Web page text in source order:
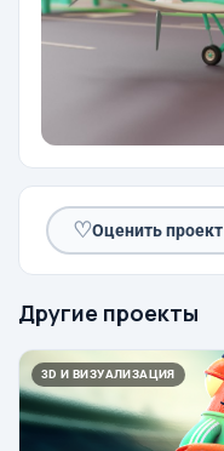
♡Оценить проект
Другие проекты
3D И ВИЗУАЛИЗАЦИЯ